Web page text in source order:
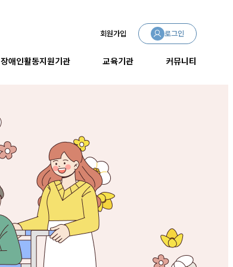
회원가입 로그인
장애인활동지원기관 교육기관 커뮤니티